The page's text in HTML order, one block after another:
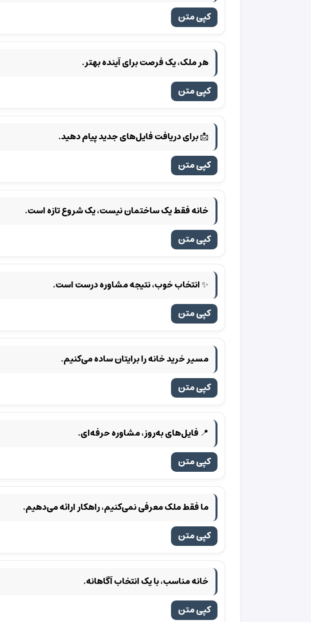
کپی متن
هر ملک، یک فرصت برای آینده بهتر.
کپی متن
📩 برای دریافت فایل‌های جدید پیام دهید.
کپی متن
خانه فقط یک ساختمان نیست، یک شروع تازه است.
کپی متن
✨ انتخاب خوب، نتیجه مشاوره درست است.
کپی متن
مسیر خرید خانه را برایتان ساده می‌کنیم.
کپی متن
📍 فایل‌های به‌روز، مشاوره حرفه‌ای.
کپی متن
ما فقط ملک معرفی نمی‌کنیم، راهکار ارائه می‌دهیم.
کپی متن
خانه مناسب، با یک انتخاب آگاهانه.
کپی متن